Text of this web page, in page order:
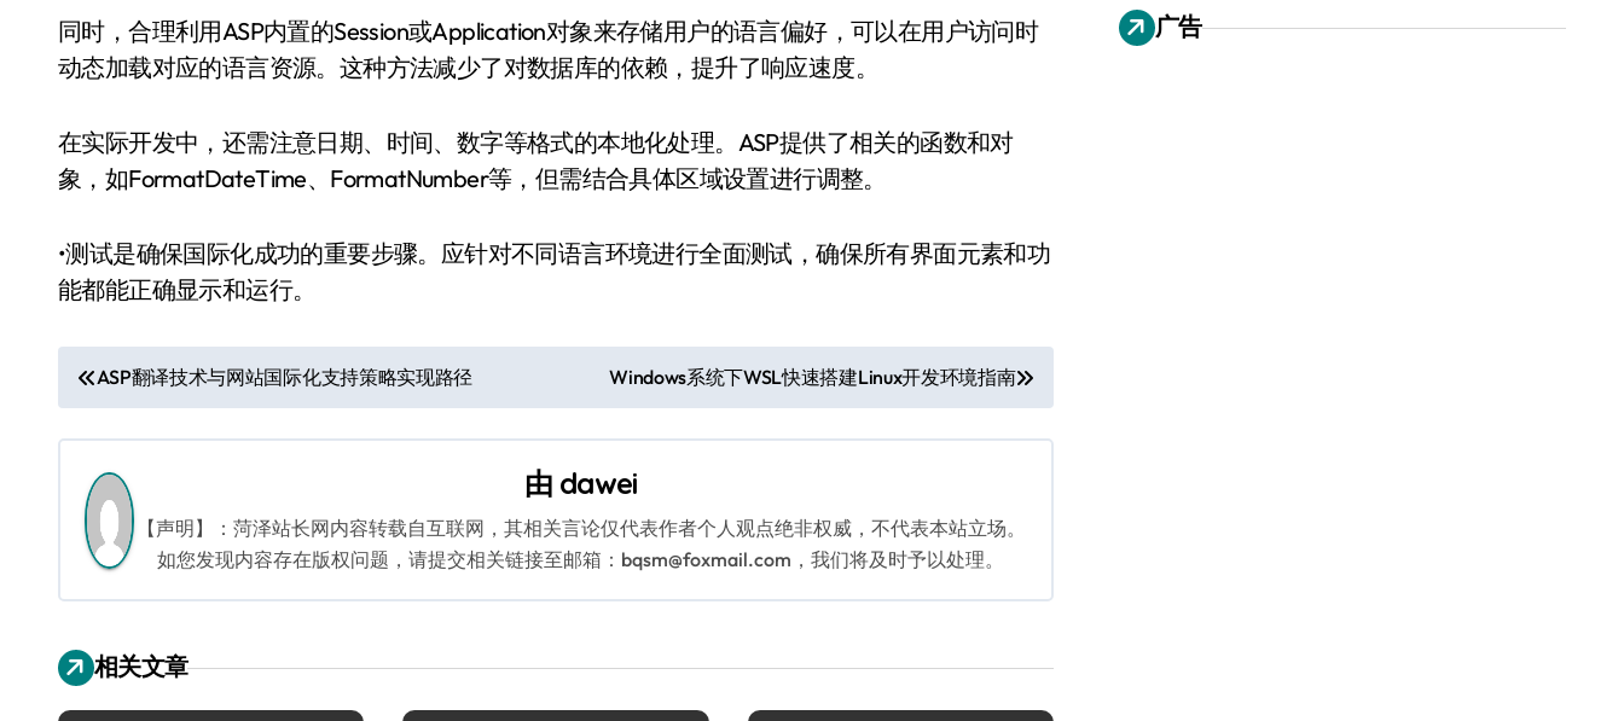
同时，合理利用ASP内置的Session或Application对象来存储用户的语言偏好，可以在用户访问时
动态加载对应的语言资源。这种方法减少了对数据库的依赖，提升了响应速度。
在实际开发中，还需注意日期、时间、数字等格式的本地化处理。ASP提供了相关的函数和对
象，如FormatDateTime、FormatNumber等，但需结合具体区域设置进行调整。
•测试是确保国际化成功的重要步骤。应针对不同语言环境进行全面测试，确保所有界面元素和功
能都能正确显示和运行。
文
章
导
航
ASP翻译技术与网站国际化支持策略实现路径 Windows系统下WSL快速搭建Linux开发环境指南
由 dawei
【声明】：菏泽站长网内容转载自互联网，其相关言论仅代表作者个人观点绝非权威，不代表本站立场。
如您发现内容存在版权问题，请提交相关链接至邮箱：bqsm@foxmail.com，我们将及时予以处理。
相关文章
广告